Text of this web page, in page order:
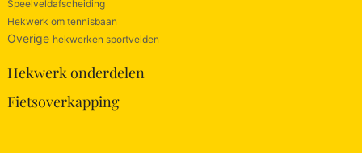
Speelveldafscheiding
Hekwerk om tennisbaan
Overige hekwerken sportvelden
Hekwerk onderdelen
Fietsoverkapping